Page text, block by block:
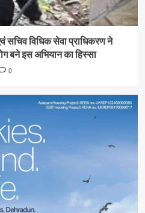
सचिव विधिक सेवा प्राधिकरण ने
बने इस अभियान का हिस्सा
0